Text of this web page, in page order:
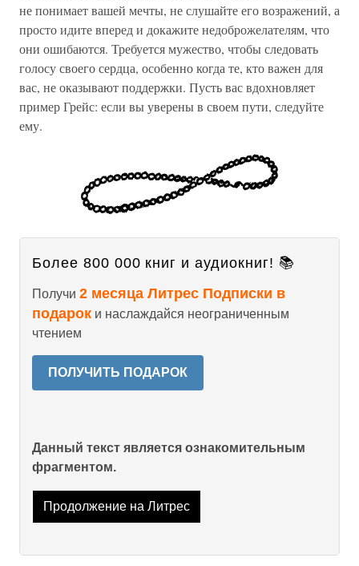
не понимает вашей мечты, не слушайте его возражений, а
просто идите вперед и докажите недоброжелателям, что
они ошибаются. Требуется мужество, чтобы следовать
голосу своего сердца, особенно когда те, кто важен для
вас, не оказывают поддержки. Пусть вас вдохновляет
пример Грейс: если вы уверены в своем пути, следуйте
ему.
Более 800 000 книг и аудиокниг! 📚
Получи 2 месяца Литрес Подписки в
подарок и наслаждайся неограниченным
чтением
ПОЛУЧИТЬ ПОДАРОК
Данный текст является ознакомительным
фрагментом.
Продолжение на Литрес